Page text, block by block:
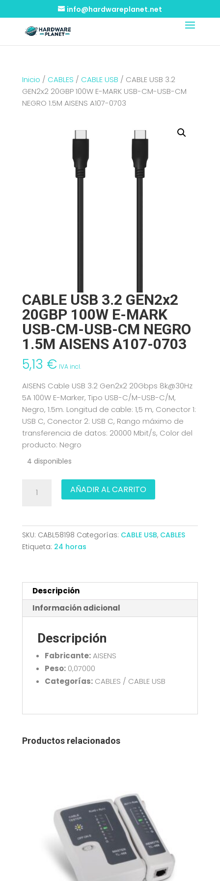
info@hardwareplanet.net
Inicio / CABLES / CABLE USB / CABLE USB 3.2
GEN2x2 20GBP 100W E-MARK USB-CM-USB-CM
NEGRO 1.5M AISENS A107-0703
CABLE USB 3.2 GEN2x2
20GBP 100W E-MARK
USB-CM-USB-CM NEGRO
1.5M AISENS A107-0703
5,13 € IVA incl.
AISENS Cable USB 3.2 Gen2x2 20Gbps 8k@30Hz
5A 100W E-Marker, Tipo USB-C/M-USB-C/M,
Negro, 1.5m. Longitud de cable: 1,5 m, Conector 1:
USB C, Conector 2: USB C, Rango máximo de
transferencia de datos: 20000 Mbit/s, Color del
producto: Negro
4 disponibles
20GBP
100W
CM-
USB-
CM
0703
cantidad
AÑADIR AL CARRITO
SKU: CABL58198 Categorías: CABLE USB, CABLES
Etiqueta: 24 horas
Descripción
Información adicional
Descripción
Fabricante:AISENS
Peso:0,07000
Categorías:CABLES / CABLE USB
Productos relacionados